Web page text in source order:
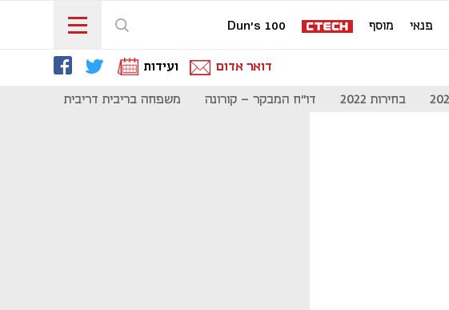
פנאי מוסף Dun's 100
דואר אדום ועידות
בחירות 2022 דו"ח המבקר - קורונה משפחה בריבית דריבית